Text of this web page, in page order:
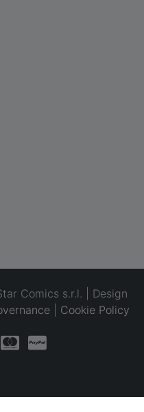
Comics s.r.l. | Design
Cookie Policy